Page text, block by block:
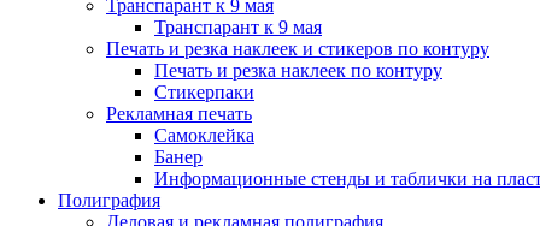
Транспарант к 9 мая
Транспарант к 9 мая
Печать и резка наклеек и стикеров по контуру
Печать и резка наклеек по контуру
Стикерпаки
Рекламная печать
Самоклейка
Банер
Информационные стенды и таблички на
Полиграфия
Деловая и рекламная полиграфия